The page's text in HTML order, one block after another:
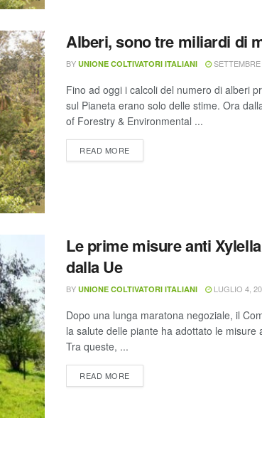
Alberi, sono tre miliardi di
BY UNIONE COLTIVATORI ITALIANI
Fino ad oggi i calcoli del numero di alberi
sul Pianeta erano solo delle stime. Ora
of Forestry & Environmental ...
READ MORE
Le prime misure anti
dalla Ue
BY UNIONE COLTIVATORI ITALIANI LUGLIO 4,
Dopo una lunga maratona negoziale, il
la salute delle piante ha adottato le misure
Tra queste, ...
READ MORE